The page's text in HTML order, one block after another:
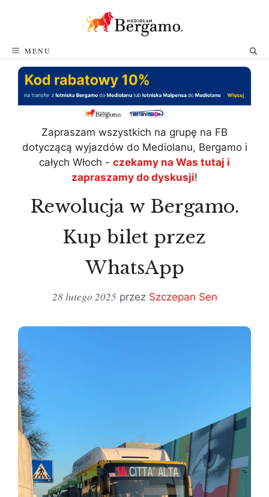
MENU
Zapraszam wszystkich na grupę na FB
dotyczącą wyjazdów do Mediolanu, Bergamo i
całych Włoch - czekamy na Was tutaj i
zapraszamy do dyskusji!
Rewolucja w Bergamo.
Kup bilet przez
WhatsApp
28 lutego 2025 przez Szczepan Sen